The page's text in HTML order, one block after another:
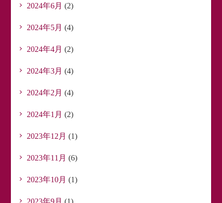
2024年6月 (2)
2024年5月 (4)
2024年4月 (2)
2024年3月 (4)
2024年2月 (4)
2024年1月 (2)
2023年12月 (1)
2023年11月 (6)
2023年10月 (1)
2023年9月 (1)